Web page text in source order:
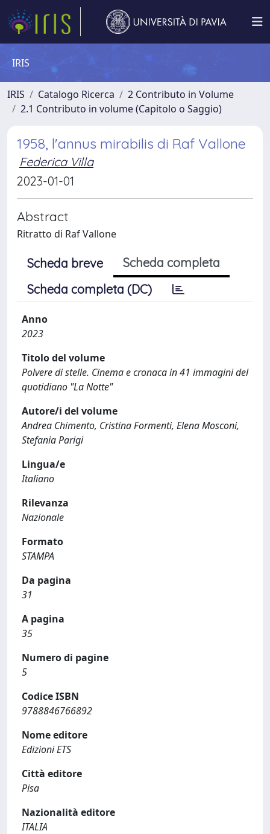
IRIS
IRIS Catalogo Ricerca
2 Contributo in Volume
2.1 Contributo in volume (Capitolo o Saggio)
1958, l'annus mirabilis di Raf Vallone
Federica Villa
2023-01-01
Abstract
Ritratto di Raf Vallone
Scheda breve
Scheda completa
Scheda completa (DC)
Anno
2023
Titolo del volume
Polvere di stelle. Cinema e cronaca in 41 immagini del
quotidiano "La Notte"
Autore/i del volume
Andrea Chimento, Cristina Formenti, Elena Mosconi,
Stefania Parigi
Lingua/e
Italiano
Rilevanza
Nazionale
Formato
STAMPA
Da pagina
31
A pagina
35
Numero di pagine
5
Codice ISBN
9788846766892
Nome editore
Edizioni ETS
Città editore
Pisa
Nazionalità editore
ITALIA